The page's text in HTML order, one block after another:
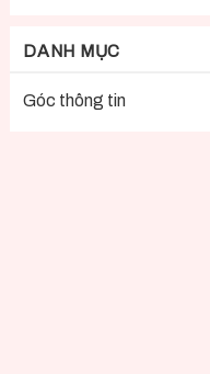
DANH MỤC
Góc thông tin